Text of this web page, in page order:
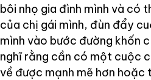
bôi nhọ gia đình mình và có
của chị gái mình, đùn đẩy
mình vào bước đường khốn
nghĩ rằng cần có một cuộc
về được mạnh mẽ hơn hoặc